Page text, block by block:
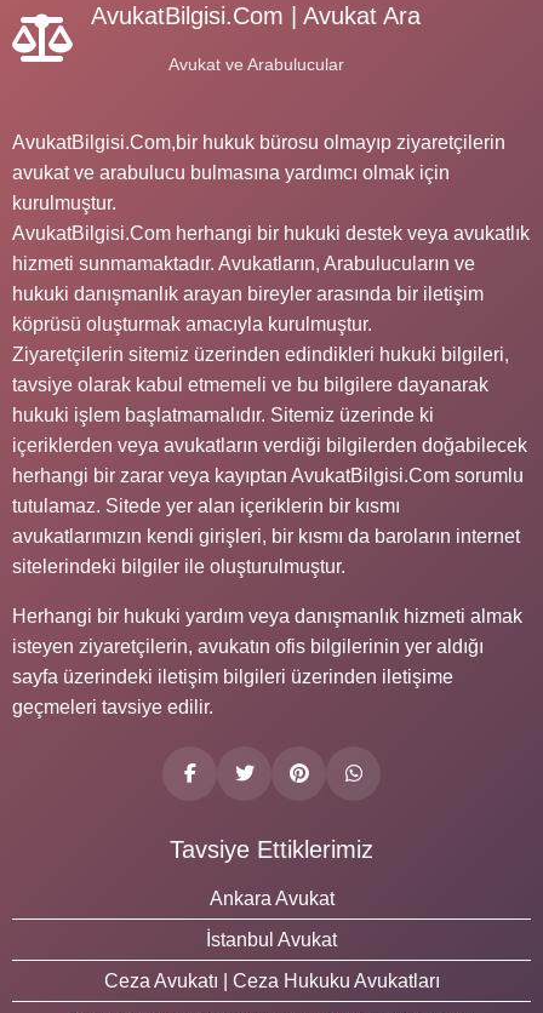
AvukatBilgisi.Com | Avukat Ara
Avukat ve Arabulucular
AvukatBilgisi.Com,bir hukuk bürosu olmayıp ziyaretçilerin
avukat ve arabulucu bulmasına yardımcı olmak için
kurulmuştur.
AvukatBilgisi.Com herhangi bir hukuki destek veya avukatlık
hizmeti sunmamaktadır. Avukatların, Arabulucuların ve
hukuki danışmanlık arayan bireyler arasında bir iletişim
köprüsü oluşturmak amacıyla kurulmuştur.
Ziyaretçilerin sitemiz üzerinden edindikleri hukuki bilgileri,
tavsiye olarak kabul etmemeli ve bu bilgilere dayanarak
hukuki işlem başlatmamalıdır. Sitemiz üzerinde ki
içeriklerden veya avukatların verdiği bilgilerden doğabilecek
herhangi bir zarar veya kayıptan AvukatBilgisi.Com sorumlu
tutulamaz. Sitede yer alan içeriklerin bir kısmı
avukatlarımızın kendi girişleri, bir kısmı da baroların internet
sitelerindeki bilgiler ile oluşturulmuştur.
Herhangi bir hukuki yardım veya danışmanlık hizmeti almak
isteyen ziyaretçilerin, avukatın ofis bilgilerinin yer aldığı
sayfa üzerindeki iletişim bilgileri üzerinden iletişime
geçmeleri tavsiye edilir.
Tavsiye Ettiklerimiz
Ankara Avukat
İstanbul Avukat
Ceza Avukatı | Ceza Hukuku Avukatları